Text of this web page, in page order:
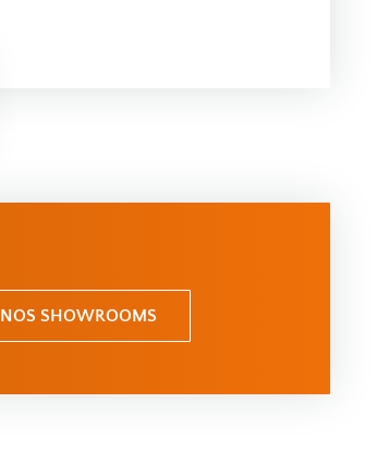
NOS SHOWROOMS